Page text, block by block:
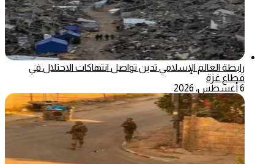
رابطة العالم الإسلامي تدين تواصل انتهاكات الاحتلال في
قطاع غزة
6 أغسطس، 2026